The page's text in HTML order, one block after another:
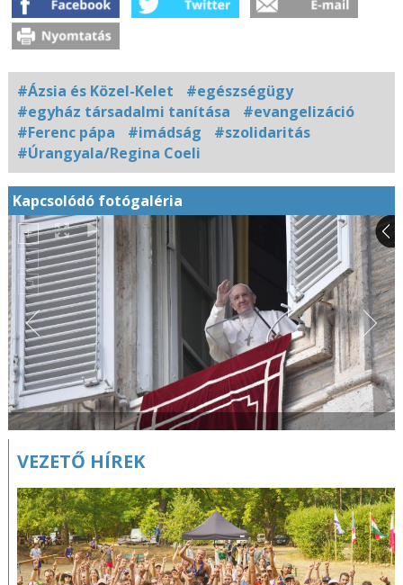
#Ázsia és Közel-Kelet
#egészségügy
#egyház társadalmi tanítása
#evangelizáció
#Ferenc pápa
#imádság
#szolidaritás
#Úrangyala/Regina Coeli
Kapcsolódó fotógaléria
VEZETŐ HÍREK